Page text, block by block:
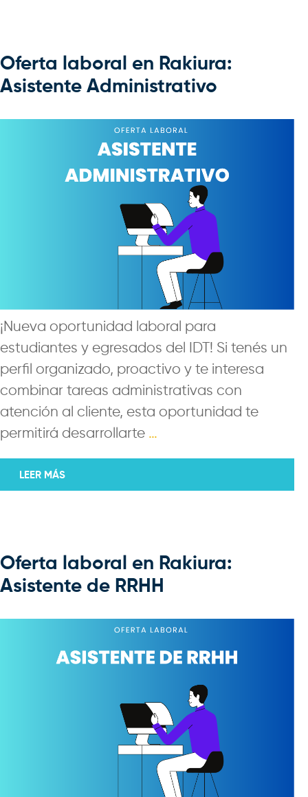
Oferta laboral en Rakiura:
Asistente Administrativo
¡Nueva oportunidad laboral para
estudiantes y egresados del IDT! Si tenés un
perfil organizado, proactivo y te interesa
combinar tareas administrativas con
atención al cliente, esta oportunidad te
permitirá desarrollarte …
LEER MÁS
Oferta laboral en Rakiura:
Asistente de RRHH